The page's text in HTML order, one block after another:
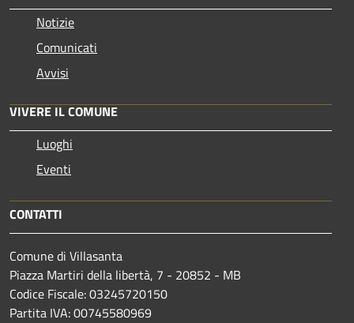
Notizie
Comunicati
Avvisi
VIVERE IL COMUNE
Luoghi
Eventi
CONTATTI
Comune di Villasanta
Piazza Martiri della libertà, 7 - 20852 - MB
Codice Fiscale: 03245720150
Partita IVA: 00745580969